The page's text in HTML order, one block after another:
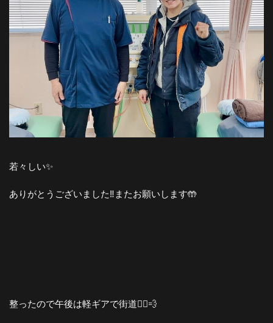
若々しい✨
ありがとうございました‼️またお願いします🤲
整ったので午後は軽ギアで街道🚴‍♀️💨